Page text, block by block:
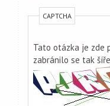
CAPTCHA
Tato otázka je zde
zabránilo se tak